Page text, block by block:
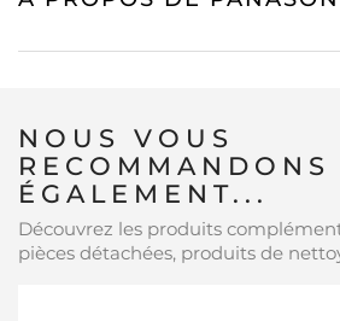
NOUS VOUS
RECOMMANDONS
ÉGALEMENT...
Découvrez les produits
pièces détachées, produits de